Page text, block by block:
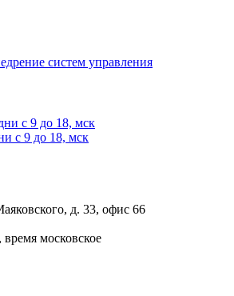
с 9 до 18, мск
с 9 до 18, мск
д. 33, офис 66
московское